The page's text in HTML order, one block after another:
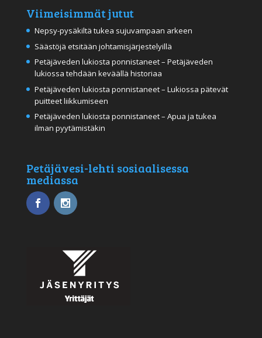
Viimeisimmät jutut
Nepsy-pysäkiltä tukea sujuvampaan arkeen
Säästöjä etsitään johtamisjärjestelyillä
Petäjäveden lukiosta ponnistaneet – Petäjäveden
lukiossa tehdään keväällä historiaa
Petäjäveden lukiosta ponnistaneet – Lukiossa pätevät
puitteet liikkumiseen
Petäjäveden lukiosta ponnistaneet – Apua ja tukea
ilman pyytämistäkin
Petäjävesi-lehti sosiaalisessa
mediassa